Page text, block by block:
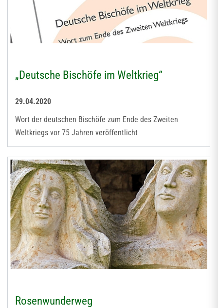
„Deutsche Bischöfe im Weltkrieg“
29.04.2020
Wort der deutschen Bischöfe zum Ende des Zweiten
Weltkriegs vor 75 Jahren veröffentlicht
Rosenwunderweg